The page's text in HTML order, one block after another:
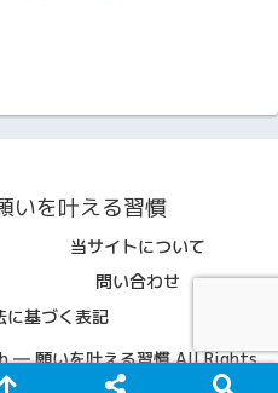
を叶える習慣
当サイトについて
問い合わせ
に基づく表記
願いを叶える習慣 All Rights